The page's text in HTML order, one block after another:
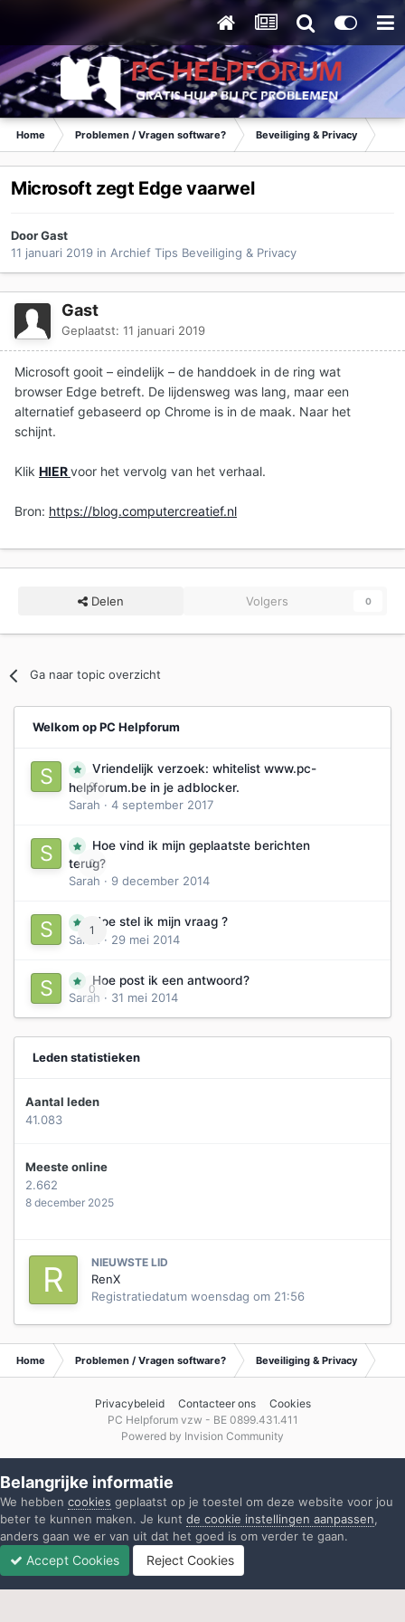
Home Problemen / Vragen software? Beveiliging & Privacy
Microsoft zegt Edge vaarwel
Door Gast
11 januari 2019 in Archief Tips Beveiliging & Privacy
Gast
Geplaatst: 11 januari 2019
Microsoft gooit – eindelijk – de handdoek in de ring wat
browser Edge betreft. De lijdensweg was lang, maar een
alternatief gebaseerd op Chrome is in de maak. Naar het
schijnt.
Klik HIERvoor het vervolg van het verhaal.
Bron: https://blog.computercreatief.nl
Delen Volgers 0
Ga naar topic overzicht
Welkom op PC Helpforum
0
Vriendelijk verzoek: whitelist www.pc-
helpforum.be in je adblocker.
Sarah · 4 september 2017
0
Hoe vind ik mijn geplaatste berichten
terug?
Sarah · 9 december 2014
1
Hoe stel ik mijn vraag ?
Sarah
· 29 mei 2014
0
Hoe post ik een antwoord?
Sarah · 31 mei 2014
Leden statistieken
Aantal leden
41.083
Meeste online
2.662
8 december 2025
NIEUWSTE LID
RenX
Registratiedatum woensdag om 21:56
Home Problemen / Vragen software? Beveiliging & Privacy
Privacybeleid Contacteer ons
Cookies
PC Helpforum vzw - BE 0899.431.411
Powered by Invision Community
Belangrijke informatie
We hebben cookies geplaatst op je toestel om deze website voor jou
beter te kunnen maken. Je kunt de cookie instellingen aanpassen,
anders gaan we er van uit dat het goed is om verder te gaan.
Accept Cookies Reject Cookies
Ongelezen